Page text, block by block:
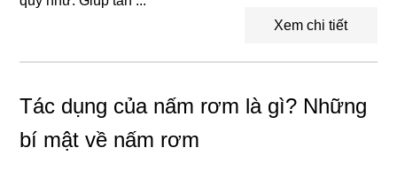
Xem chi tiết
Tác dụng của nấm rơm là gì? Những
bí mật về nấm rơm